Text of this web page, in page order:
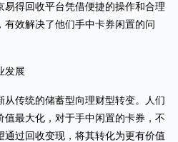
得回收平台凭借便捷的操作和合理
效解决了他们手中卡券闲置的问
发展
从传统的储蓄型向理财型转变。人们
值最大化，对于手中闲置的卡券，不
过回收变现，将其转化为更有价值